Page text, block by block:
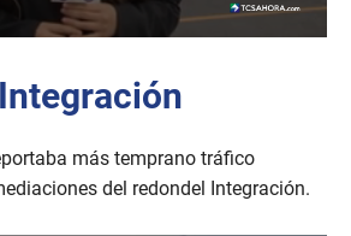
más temprano tráfico
del redondel Integración.